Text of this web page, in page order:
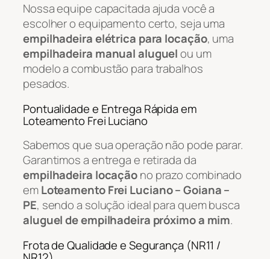
Nossa equipe capacitada ajuda você a
escolher o equipamento certo, seja uma
empilhadeira elétrica para locação, uma
empilhadeira manual aluguelou um
modelo a combustão para trabalhos
pesados.
Pontualidade e Entrega Rápida em
Loteamento Frei Luciano
Sabemos que sua operação não pode parar.
Garantimos a entrega e retirada da
empilhadeira locaçãono prazo combinado
emLoteamento Frei Luciano – Goiana –
PE, sendo a solução ideal para quem busca
aluguel de empilhadeira próximo a mim.
Frota de Qualidade e Segurança (NR11 /